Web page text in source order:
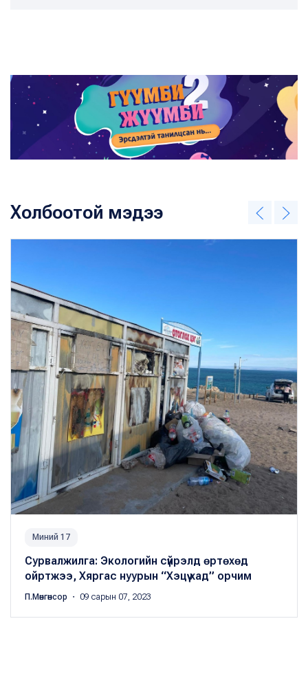
Холбоотой мэдээ
Миний 17
Сурвалжилга: Экологийн сүйрэлд өртөхөд
ойртжээ, Хяргас нуурын “Хэцүү хад” орчим
П.Мөнгөнсор ・ 09 сарын 07, 2023